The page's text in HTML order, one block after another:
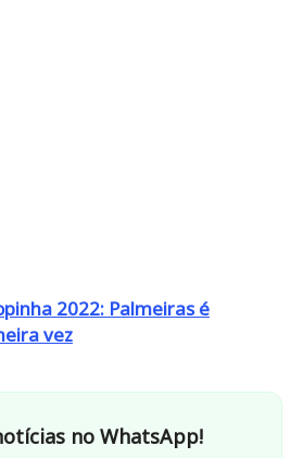
2022: Palmeiras é
vez
no WhatsApp!